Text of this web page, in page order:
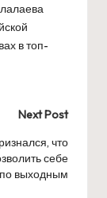
в топ-
Next Post
что
себе
выходным